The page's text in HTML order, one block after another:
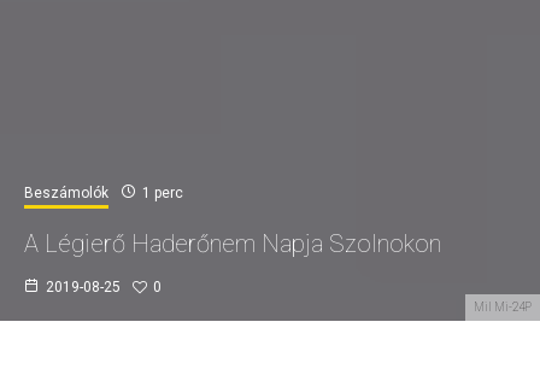
Mil Mi-24P
Beszámolók 1 perc
A Légierő Haderőnem Napja Szolnokon
2019-08-25 0